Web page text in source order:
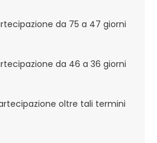
da 75 a 47 giorni
da 46 a 36 giorni
oltre tali termini